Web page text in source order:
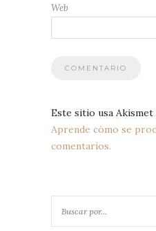
Web
Este sitio usa
Aprende cómo se
comentarios.